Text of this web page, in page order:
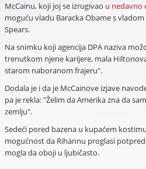
McCainu, koji joj se izrugivao u nedavno
moguću vladu Baracka Obame s
Spears.
Na snimku koji agencija DPA naziva
trenutkom njene karijere, mala
starom naboranom frajeru".
Dodala je i da je McCainove izjave
pa je rekla: "Želim da Amerika zna da
zemlju".
Sedeći pored bazena u kupaćem
mogućnost da Rihannu proglasi
mogla da oboji u ljubičasto.